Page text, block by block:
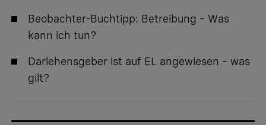
Beobachter-Buchtipp: Betreibung – Was
kann ich tun?
Darlehensgeber ist auf EL angewiesen – was
gilt?